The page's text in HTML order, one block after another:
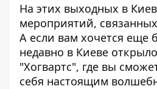
На этих выходных в
мероприятий,
А если вам хочется еще
недавно в Киеве
"Хогвартс", где вы
себя настоящим